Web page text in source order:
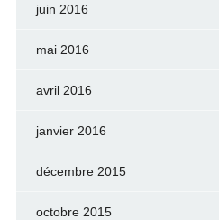
juin 2016
mai 2016
avril 2016
janvier 2016
décembre 2015
octobre 2015